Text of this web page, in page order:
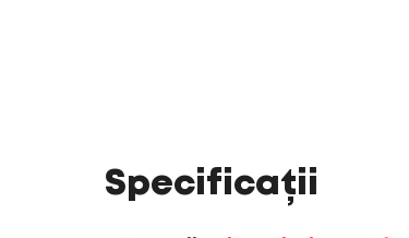
Specificații